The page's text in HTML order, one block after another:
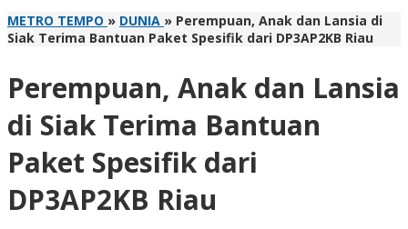
METRO TEMPO » DUNIA » Perempuan, Anak dan Lansia di
Siak Terima Bantuan Paket Spesifik dari DP3AP2KB Riau
Perempuan, Anak dan Lansia
di Siak Terima Bantuan
Paket Spesifik dari
DP3AP2KB Riau